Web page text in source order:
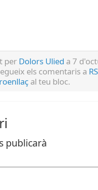
per Dolors Ulied a 7
els comentaris a
al teu bloc.
publicarà